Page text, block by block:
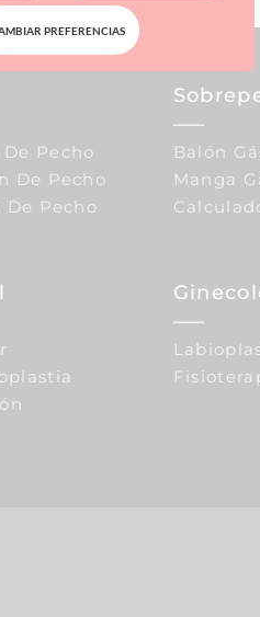
Pecho
De Pecho
De Pecho
Balón
Manga
PREFERENCIAS